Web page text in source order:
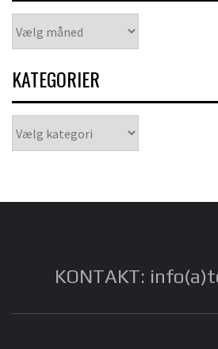
KATEGORIER
KONTAKT: